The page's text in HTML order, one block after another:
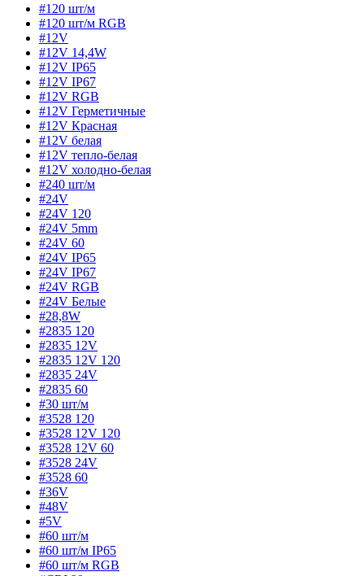
#120 шт/м
#120 шт/м RGB
#12V
#12V 14,4W
#12V IP65
#12V IP67
#12V RGB
#12V Герметичные
#12V Красная
#12V белая
#12V тепло-белая
#12V холодно-белая
#240 шт/м
#24V
#24V 120
#24V 5mm
#24V 60
#24V IP65
#24V IP67
#24V RGB
#24V Белые
#28,8W
#2835 120
#2835 12V
#2835 12V 120
#2835 24V
#2835 60
#30 шт/м
#3528 120
#3528 12V 120
#3528 12V 60
#3528 24V
#3528 60
#36V
#48V
#5V
#60 шт/м
#60 шт/м IP65
#60 шт/м RGB